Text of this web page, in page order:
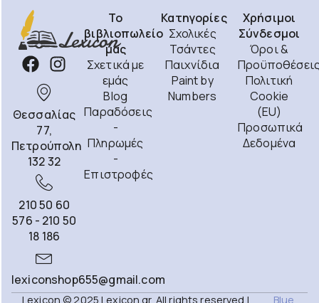
Θεσσαλίας
77,
Πετρούπολη
132 32
210 50 60
576 - 210 50
18 186
lexiconshop655@gmail.com
Το
βιβλιοπωλείο
μας
Σχετικά με
εμάς
Blog
Παραδόσεις
-
Πληρωμές
-
Επιστροφές
Κατηγορίες
Σχολικές
Τσάντες
Παιχνίδια
Paint by
Numbers
Χρήσιμοι
Σύνδεσμοι
Όροι &
Πολιτική
Cookie
(EU)
Προσωπικά
Δεδομένα
Lexicon © 2025 Lexicon.gr. All rights reserved | Blue